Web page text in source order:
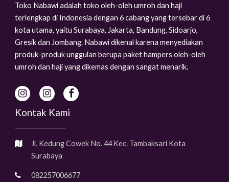
Toko Nabawi adalah toko oleh-oleh umroh dan haji
terlengkap di Indonesia dengan 6 cabang yang tersebar di 6
kota utama, yaitu Surabaya, Jakarta, Bandung, Sidoarjo,
Gresik dan Jombang. Nabawi dikenal karena menyediakan
produk-produk unggulan berupa paket hampers oleh-oleh
umroh dan haji yang dikemas dengan sangat menarik.
Kontak Kami
Jl. Kedung Cowek No. 44 Kec. Tambaksari Kota
Surabaya
082257006677